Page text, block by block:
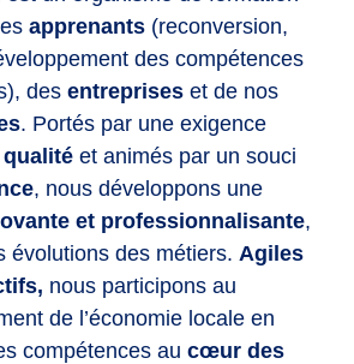
apprenants(reconversion,
des compétences
des entreprises et de nos
. Portés par une exigence
qualité et animés par un souci
, nous développons une
et professionnalisante,
évolutions des métiers. Agiles
nous participons au
de l’économie locale en
compétences au cœur des